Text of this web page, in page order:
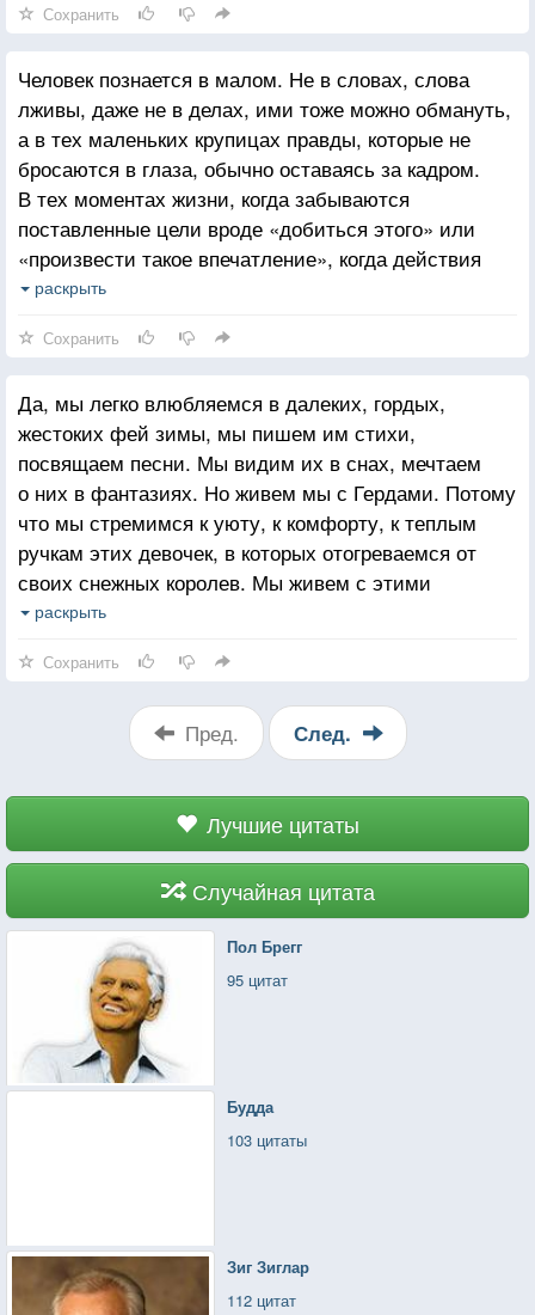
Сохранить
Человек познается в малом. Не в словах, слова
лживы, даже не в делах, ими тоже можно обмануть,
а в тех маленьких крупицах правды, которые не
бросаются в глаза, обычно оставаясь за кадром.
В тех моментах жизни, когда забываются
поставленные цели вроде «добиться этого» или
«произвести такое впечатление», когда действия
становятся машинальны и интуитивны, а слова
Когда человек перестаёт себя контролировать, на
мгновение сбрасывая все маски, делая глоток
воздуха своей данностью, заглядывая в самого
себя на время короткой передышки между прошлым
и будущим.
раскрыть
Сохранить
Да, мы легко влюбляемся в далеких, гордых,
жестоких фей зимы, мы пишем им стихи,
посвящаем песни. Мы видим их в снах, мечтаем
о них в фантазиях. Но живем мы с Гердами. Потому
что мы стремимся к уюту, к комфорту, к теплым
ручкам этих девочек, в которых отогреваемся от
своих снежных королев. Мы живем с этими
девочками, мы баюкаем их на руках, мы делаем с
нательной иконкой храним образ снежной королевы
А где-то живет Она, одна единственная. И такая
есть у каждого. Одновременно и Герда, и Снежная
королева. Она — все. Но найти ее так сложно.
А найдя — узнать, не пройти случайно мимо,
спутав с цветком у обочины жизни. Она
обязательно должна быть.
раскрыть
Сохранить
Пред. След.
Лучшие цитаты
Случайная цитата
Пол Брегг
95 цитат
Будда
103 цитаты
Зиг Зиглар
112 цитат